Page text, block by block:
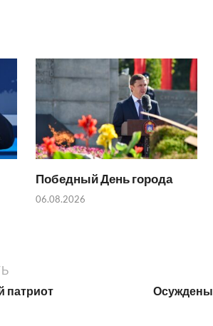
Победный День города
06.08.2026
патриот Осуждены